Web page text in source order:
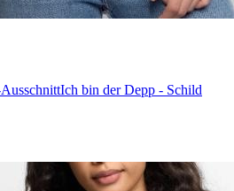
Ich bin der Depp - Schild